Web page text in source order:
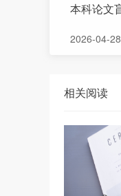
本科论文
2026-04-28
相关阅读